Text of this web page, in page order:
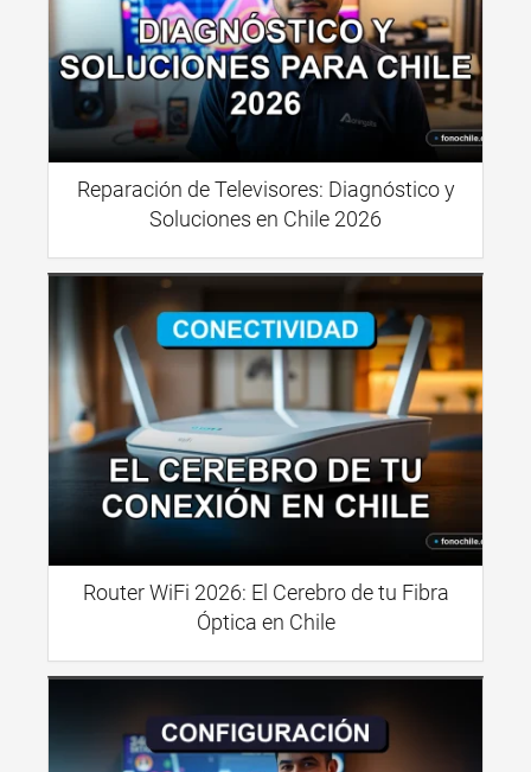
Reparación de Televisores: Diagnóstico y
Soluciones en Chile 2026
Router WiFi 2026: El Cerebro de tu Fibra
Óptica en Chile